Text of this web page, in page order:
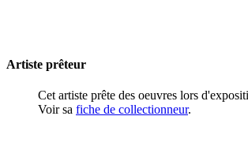
Artiste prêteur
Cet artiste prête des oeuvres lors
Voir sa fiche de collectionneur.